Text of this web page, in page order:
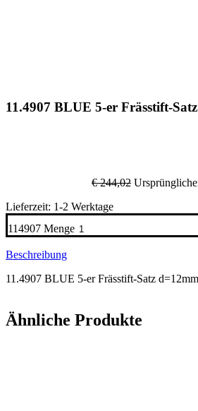
11.4907 BLUE 5-er Frässtift-
€244,02
Lieferzeit: 1-2 Werktage
114907 Menge
Beschreibung
11.4907 BLUE 5-er Frässtift-Satz
Ähnliche Produkte